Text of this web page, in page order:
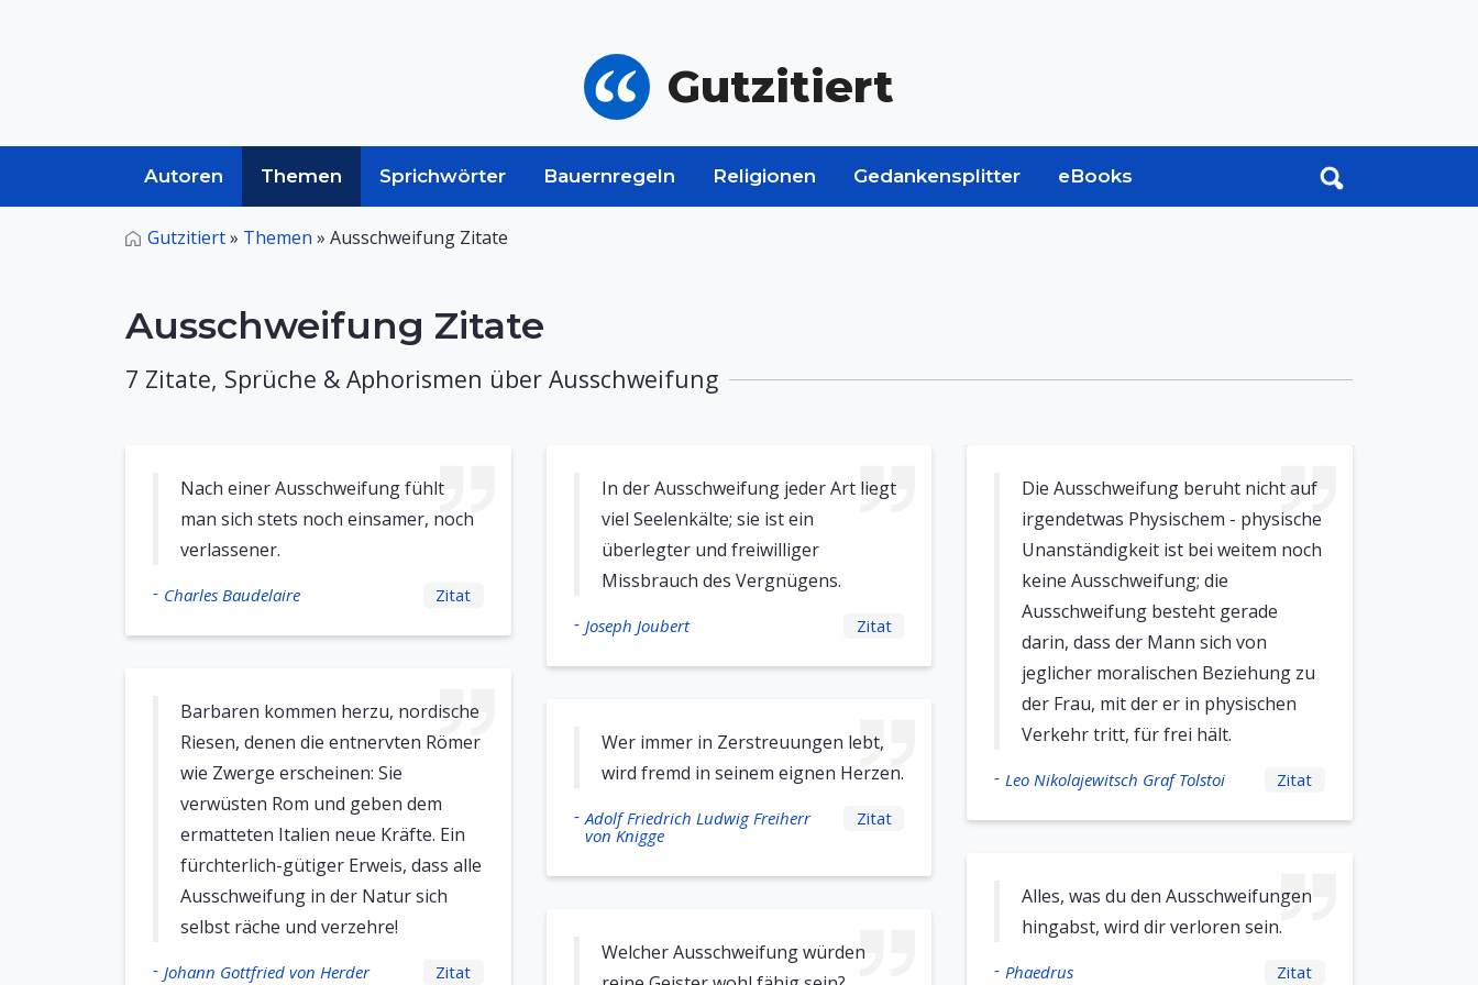
Gutzitiert
Autoren Themen Sprichwörter Bauernregeln Religionen Gedankensplitter eBooks
Gutzitiert» Themen » Ausschweifung Zitate
Ausschweifung Zitate
7 Zitate, Sprüche & Aphorismen über Ausschweifung
Nach einer Ausschweifung fühlt
man sich stets noch einsamer, noch
verlassener.
- Charles Baudelaire Zitat
Barbaren kommen herzu, nordische
Riesen, denen die entnervten Römer
wie Zwerge erscheinen: Sie
verwüsten Rom und geben dem
ermatteten Italien neue Kräfte. Ein
fürchterlich-gütiger Erweis, dass alle
Ausschweifung in der Natur sich
selbst räche und verzehre!
- Johann Gottfried von Herder Zitat
In der Ausschweifung jeder Art liegt
viel Seelenkälte; sie ist ein
überlegter und freiwilliger
Missbrauch des Vergnügens.
- Joseph Joubert Zitat
Wer immer in Zerstreuungen lebt,
wird fremd in seinem eignen Herzen.
- Adolf Friedrich Ludwig Freiherr
von Knigge
Zitat
Welcher Ausschweifung würden
Die Ausschweifung beruht nicht auf
irgendetwas Physischem - physische
Unanständigkeit ist bei weitem noch
keine Ausschweifung; die
Ausschweifung besteht gerade
darin, dass der Mann sich von
jeglicher moralischen Beziehung zu
der Frau, mit der er in physischen
Verkehr tritt, für frei hält.
- Leo Nikolajewitsch Graf Tolstoi Zitat
Alles, was du den Ausschweifungen
hingabst, wird dir verloren sein.
- Phaedrus Zitat